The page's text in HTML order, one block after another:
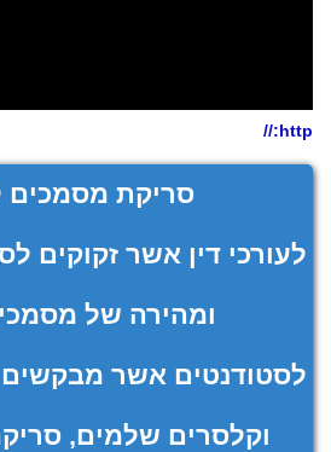
http://
סריקת מסמכים
לעורכי דין אשר זקוקים
ומהירה של
לסטודנטים אשר
וקלסרים שלמים,